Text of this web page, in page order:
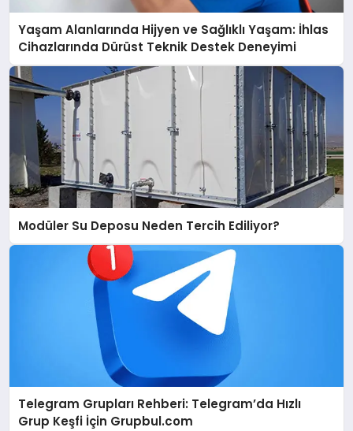
Yaşam Alanlarında Hijyen ve Sağlıklı Yaşam: İhlas
Cihazlarında Dürüst Teknik Destek Deneyimi
Modüler Su Deposu Neden Tercih Ediliyor?
Telegram Grupları Rehberi: Telegram’da Hızlı
Grup Keşfi İçin Grupbul.com